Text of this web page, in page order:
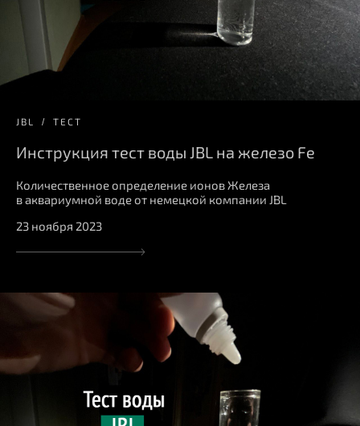
JBL ТЕСТ
Инструкция тест воды JBL на железо Fe
Количественное определение ионов Железа
в аквариумной воде от немецкой компании JBL
23 ноября 2023